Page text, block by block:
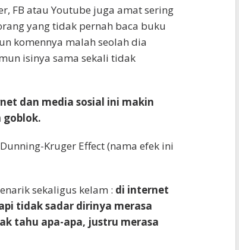
FB atau Youtube juga amat sering
yang tidak pernah baca buku
komennya malah seolah dia
isinya sama sekali tidak
dan media sosial ini makin
goblok.
Kruger Effect (nama efek ini
sekaligus kelam : di internet
tidak sadar dirinya merasa
tahu apa-apa, justru merasa